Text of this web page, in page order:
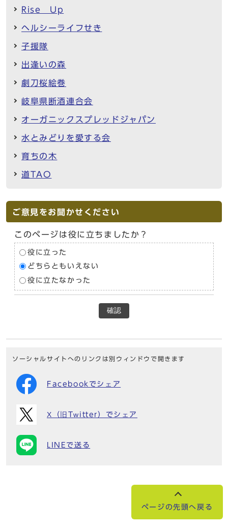
Rise Up
ヘルシーライフせき
子援隊
出逢いの森
劇刀桜絵巻
岐阜県断酒連合会
オーガニックスプレッドジャパン
水とみどりを愛する会
育ちの木
道TAO
ご意見をお聞かせください
このページは役に立ちましたか？
役に立った
どちらともいえない
役に立たなかった
確認
ソーシャルサイトへのリンクは別ウィンドウで開きます
Facebookでシェア
X（旧Twitter）でシェア
LINEで送る
ページの先頭へ戻る